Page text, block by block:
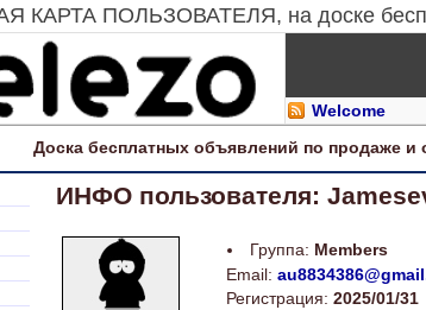
КАРТА ПОЛЬЗОВАТЕЛЯ, на доске
Welcome
Доска бесплатных объявлений по продаже и
ИНФО пользователя:
Группа: Members
Email:
Регистрация: 2025/01/31